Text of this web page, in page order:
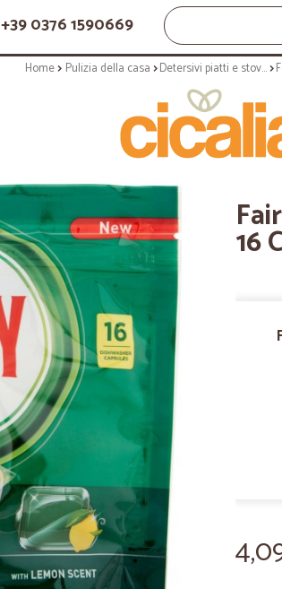
+39 0376 1590669
Home Pulizia della casa Detersivi piatti e stoviglie
16